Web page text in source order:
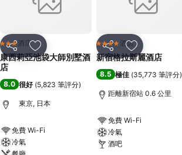
分享 放到收藏夾
3 星級酒店
康西莉亞池袋大師別墅酒
店
8.0 很好 (5,823 筆評分)
東京, 日本
免費 Wi-Fi
冷氣
分享 放到收藏夾
4 星級 酒店
新宿格拉斯麗酒店
8.5 極佳 (35,773 筆評分)
距離新宿站 0.6 公里
免費 Wi-Fi
冷氣
酒吧